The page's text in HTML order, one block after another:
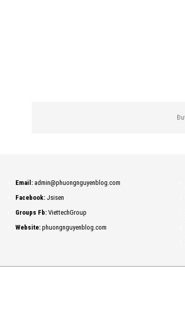
Email: admin@phuongnguyenblog.com
Facebook: Jsisen
Groups Fb: ViettechGroup
Website: phuongnguyenblog.com